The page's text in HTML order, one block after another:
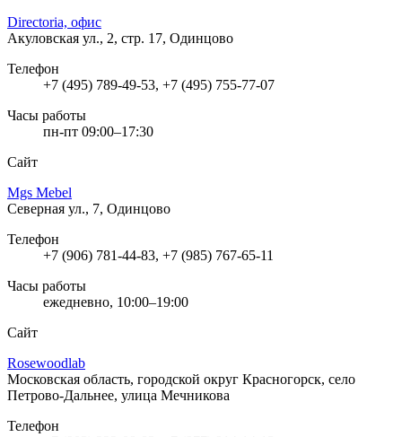
Directoria, офис
Акуловская ул., 2, стр. 17, Одинцово
Телефон
+7 (495) 789-49-53, +7 (495) 755-77-07
Часы работы
пн-пт 09:00–17:30
Сайт
Mgs Mebel
Северная ул., 7, Одинцово
Телефон
+7 (906) 781-44-83, +7 (985) 767-65-11
Часы работы
ежедневно, 10:00–19:00
Сайт
Rosewoodlab
Московская область, городской округ Красногорск, село
Петрово-Дальнее, улица Мечникова
Телефон